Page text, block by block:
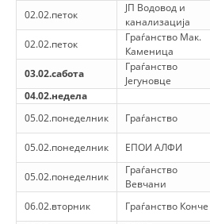
СТРУКТУРА НА
КОНТАКТ
ЧЛЕНСТВО ВО
СТАТУТ НА
02.02.петок
ЈП Водовод и
канализација
02.02.петок
Граѓанство Мак.
Каменица
03.02.сабота
Граѓанство
Јегуновце
04.02.недела
05.02.понеделник
Граѓанство
05.02.понеделник ЕПОИ АЛФИ
05.02.понеделник
Граѓанство
Вевчани
06.02.вторник Граѓанство Конче